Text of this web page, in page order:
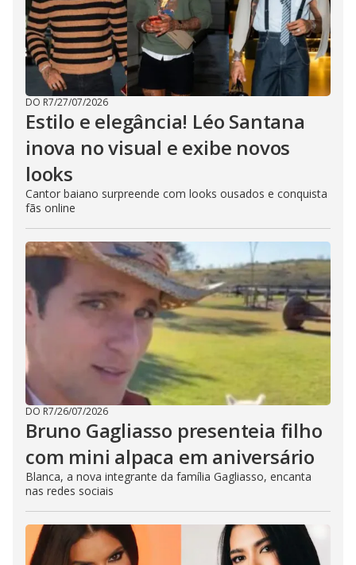
DO R7/27/07/2026
Estilo e elegância! Léo Santana
inova no visual e exibe novos
looks
Cantor baiano surpreende com looks ousados e conquista
fãs online
DO R7/26/07/2026
Bruno Gagliasso presenteia filho
com mini alpaca em aniversário
Blanca, a nova integrante da família Gagliasso, encanta
nas redes sociais